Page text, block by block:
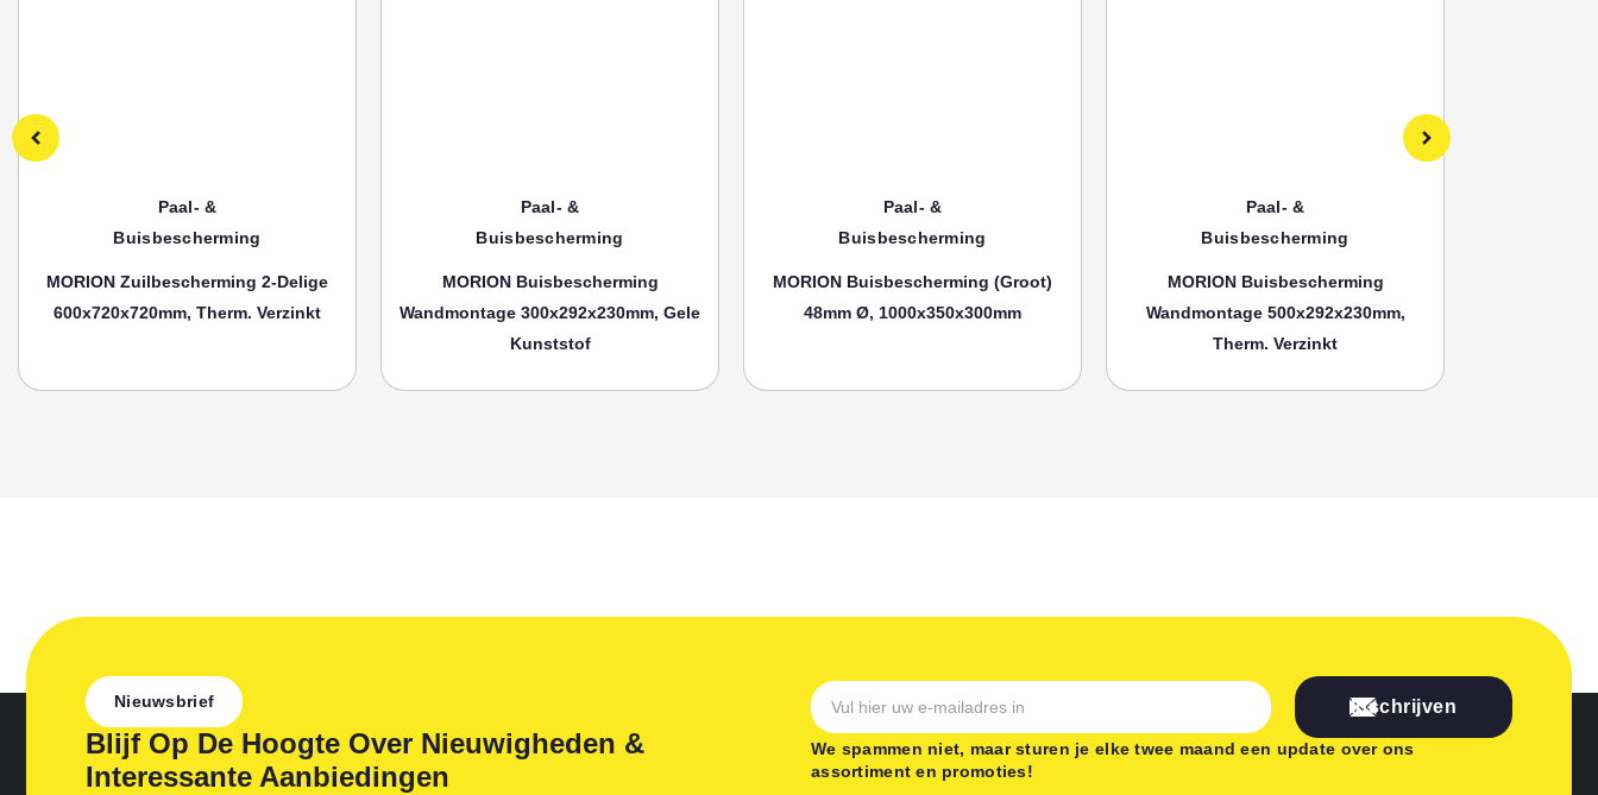
Paal- &
Buisbescherming
MORION Zuilbescherming 2-Delige
600x720x720mm, Therm. Verzinkt
Paal- &
Buisbescherming
MORION Buisbescherming
Wandmontage 300x292x230mm, Gele
Kunststof
Paal- &
Buisbescherming
MORION Buisbescherming (groot)
48mm Ø, 1000x350x300mm
Paal- &
Buisbescherming
MORION Buisbescherming
Wandmontage 500x292x230mm,
Therm. Verzinkt
Nieuwsbrief
Blijf Op De Hoogte Over Nieuwigheden &
Interessante Aanbiedingen
Inschrijven
We spammen niet, maar sturen je elke twee maand een update over ons
assortiment en promoties!